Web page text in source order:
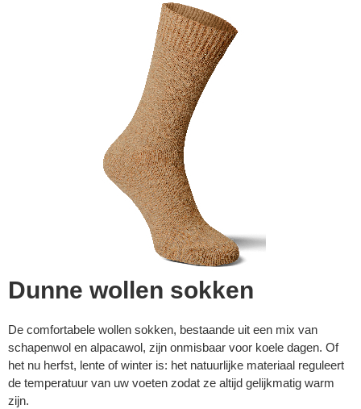
Dunne wollen sokken
De comfortabele wollen sokken, bestaande uit een mix van
schapenwol en alpacawol, zijn onmisbaar voor koele dagen. Of
het nu herfst, lente of winter is: het natuurlijke materiaal reguleert
de temperatuur van uw voeten zodat ze altijd gelijkmatig warm
zijn.